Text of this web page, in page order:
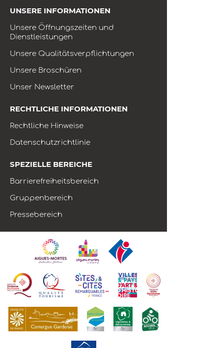
UNSERE INFORMATIONEN
Unsere Öffnungszeiten und
Dienstleistungen
Unsere Qualitätsverpflichtungen
Unsere Broschüren
Unser Newsletter
RECHTLICHE INFORMATIONEN
Rechtliche Hinweise
Datenschutzrichtlinie
SPEZIELLE BEREICHE
Barrierefreiheitsbereich
Gruppenbereich
Pressebereich